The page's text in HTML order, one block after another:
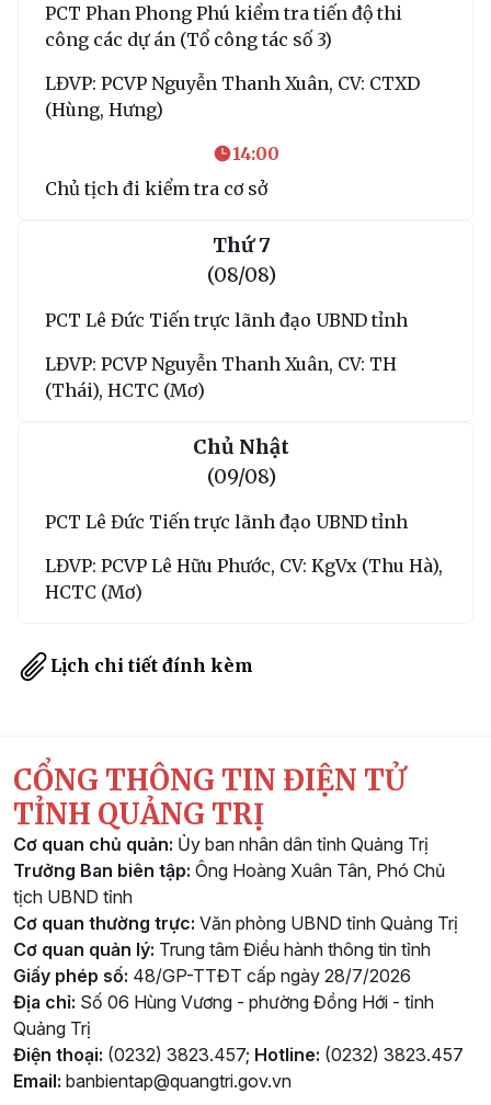
PCT Phan Phong Phú kiểm tra tiến độ thi
công các dự án (Tổ công tác số 3)
LĐVP: PCVP Nguyễn Thanh Xuân, CV: CTXD
(Hùng, Hưng)
14:00
Chủ tịch đi kiểm tra cơ sở
Thứ 7
(08/08)
PCT Lê Đức Tiến trực lãnh đạo UBND tỉnh
LĐVP: PCVP Nguyễn Thanh Xuân, CV: TH
(Thái), HCTC (Mơ)
Chủ Nhật
(09/08)
PCT Lê Đức Tiến trực lãnh đạo UBND tỉnh
LĐVP: PCVP Lê Hữu Phước, CV: KgVx (Thu Hà),
HCTC (Mơ)
Lịch chi tiết đính kèm
CỔNG THÔNG TIN ĐIỆN TỬ
TỈNH QUẢNG TRỊ
Cơ quan chủ quản: Ủy ban nhân dân tỉnh Quảng Trị
Trưởng Ban biên tập: Ông Hoàng Xuân Tân, Phó Chủ
tịch UBND tỉnh
Cơ quan thường trực: Văn phòng UBND tỉnh Quảng Trị
Cơ quan quản lý: Trung tâm Điều hành thông tin tỉnh
Giấy phép số: 48/GP-TTĐT cấp ngày 28/7/2026
Địa chỉ: Số 06 Hùng Vương - phường Đồng Hới - tỉnh
Quảng Trị
Điện thoại: (0232) 3823.457; Hotline: (0232) 3823.457
Email: banbientap@quangtri.gov.vn